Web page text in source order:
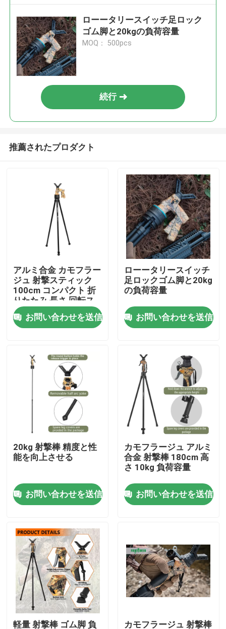
製品
ビデオ
VRショー
企業情報
会社案内
品質管理
お問い合わせ
見積依頼
狩猟のブランケット
ローータリースイッチ足ロック
ゴム脚と20kgの負荷容量
MOQ： 500pcs
続行
推薦されたプロダクト
アルミ合金 カモフラー
ジュ 射撃スティック
100cm コンパクト 折
りたたみ 長さ 回転ス
イッチ 脚ロック
お問い合わせを送信
ローータリースイッチ
足ロックゴム脚と20kg
の負荷容量
お問い合わせを送信
20kg 射撃棒 精度と性
能を向上させる
お問い合わせを送信
カモフラージュ アルミ
合金 射撃棒 180cm 高
さ 10kg 負荷容量
お問い合わせを送信
軽量 射撃棒 ゴム脚 負 カモフラージュ 射撃棒